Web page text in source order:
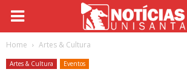
Home Artes & Cultura
Artes & Cultura Eventos